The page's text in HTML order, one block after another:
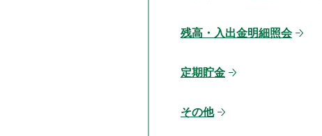
残高・入出金明細照会
定期貯金
その他